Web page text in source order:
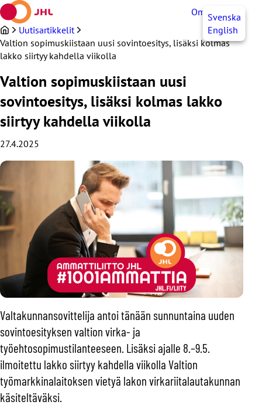
Siirry
sisältöön
OmaJHLSvenska
English
Uutisartikkelit
Valtion sopimuskiistaan uusi sovintoesitys, lisäksi kolmas
lakko siirtyy kahdella viikolla
Valtion sopimuskiistaan uusi
sovintoesitys, lisäksi kolmas lakko
siirtyy kahdella viikolla
27.4.2025
Valtakunnansovittelija antoi tänään sunnuntaina uuden
sovintoesityksen valtion virka- ja
työehtosopimustilanteeseen. Lisäksi ajalle 8.–9.5.
ilmoitettu lakko siirtyy kahdella viikolla Valtion
työmarkkinalaitoksen vietyä lakon virkariitalautakunnan
käsiteltäväksi.